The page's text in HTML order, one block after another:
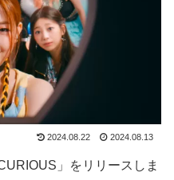
2024.08.22 2024.08.13
」をリリースしま